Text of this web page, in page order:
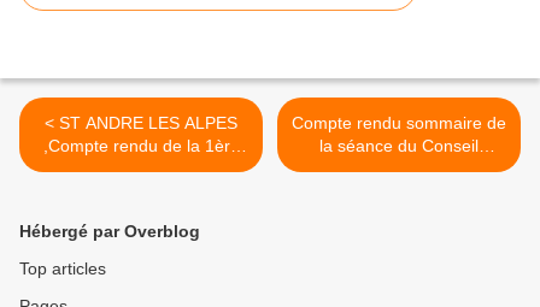
< ST ANDRE LES ALPES
,Compte rendu de la 1ère
séance du nouveau Conseil
Compte rendu sommaire de
la séance du Conseil
Municipal de la Commune
Hébergé par Overblog
Top articles